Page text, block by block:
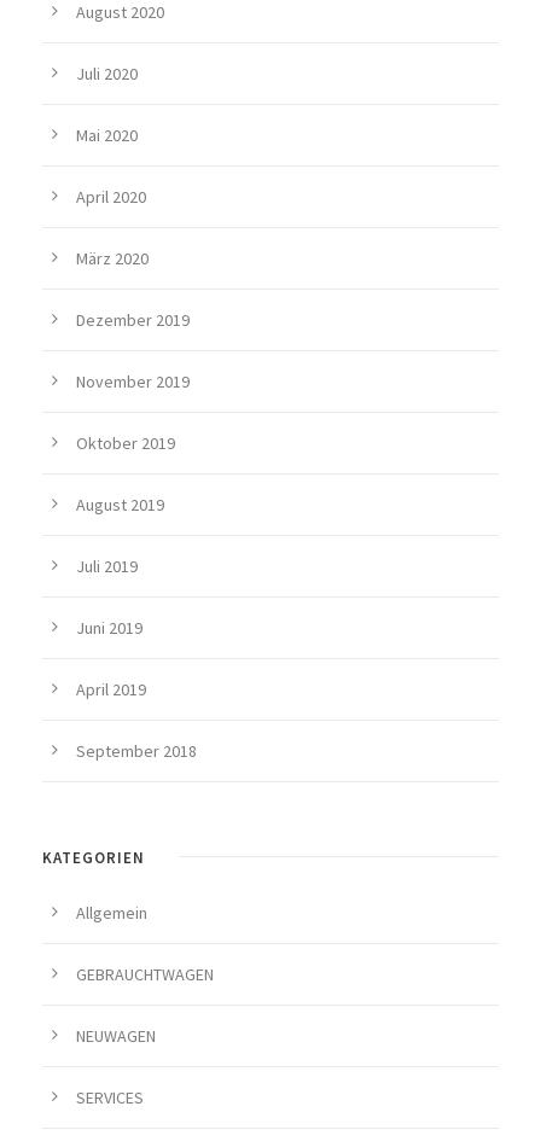
August 2020
Juli 2020
Mai 2020
April 2020
März 2020
Dezember 2019
November 2019
Oktober 2019
August 2019
Juli 2019
Juni 2019
April 2019
September 2018
KATEGORIEN
Allgemein
GEBRAUCHTWAGEN
NEUWAGEN
SERVICES